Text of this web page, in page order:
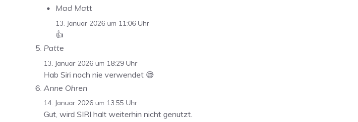
Mad Matt
13. Januar 2026 um 11:06 Uhr
👍
Patte
13. Januar 2026 um 18:29 Uhr
Hab Siri noch nie verwendet 😅
Anne Ohren
14. Januar 2026 um 13:55 Uhr
Gut, wird SIRI halt weiterhin nicht genutzt.